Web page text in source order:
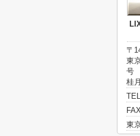
〒
東
号
桂
東